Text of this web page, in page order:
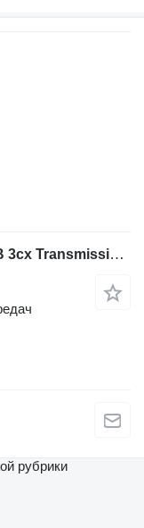
Вилка переключения передач JCB 3cx Transmission Fork 05/900322, Turner Spicer Crt42008 для экскаватора-погрузчика JCB 3cx
рубрики